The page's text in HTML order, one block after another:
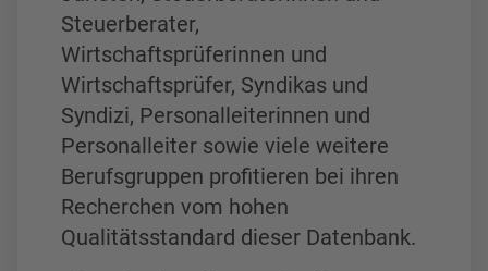
Steuerberater,
Wirtschaftsprüferinnen und
Wirtschaftsprüfer, Syndikas und
Syndizi, Personalleiterinnen und
Personalleiter sowie viele weitere
Berufsgruppen profitieren bei ihren
Recherchen vom hohen
Qualitätsstandard dieser Datenbank.